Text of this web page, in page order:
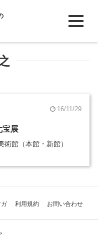
16/11/29
宝展
術館（本館・新館）
ガ 利用規約 お問い合わせ